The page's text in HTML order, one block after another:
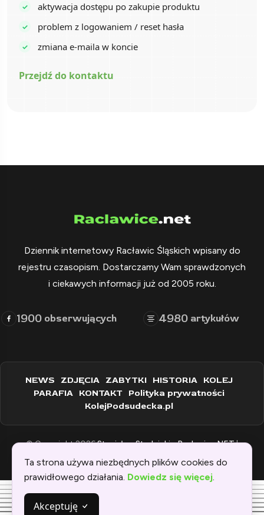
aktywacja dostępu po zakupie produktu
problem z logowaniem / reset hasła
zmiana e-maila w koncie
Przejdź do kontaktu
Dziennik internetowy Racławic Śląskich wpisany do
rejestru czasopism. Dostarczamy Wam sprawdzonych
i ciekawych informacji już od 2005 roku.
1900 obserwujących 4980 artykułów
NEWS ZDJĘCIA ZABYTKI HISTORIA KOLEJ
PARAFIA KONTAKT Polityka prywatności
KolejPodsudecka.pl
© Copyright 2026Stanisław Stadnicki - Raclawice.NET|
Ta strona używa niezbędnych plików cookies do
prawidłowego działania. Dowiedz się więcej.
Akceptuję